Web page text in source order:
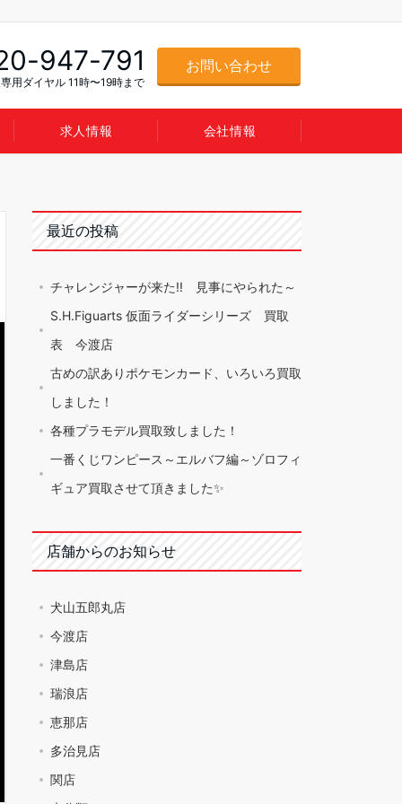
947-791
用ダイヤル 11時〜19時まで
お問い合わせ
求人情報 会社情報
最近の投稿
チャレンジャーが来た!! 見事にやられた～
S.H.Figuarts 仮面ライダーシリーズ 買取
表 今渡店
古めの訳ありポケモンカード、いろいろ買取
しました！
各種プラモデル買取致しました！
一番くじワンピース～エルバフ編～ゾロフィ
ギュア買取させて頂きました✨
店舗からのお知らせ
犬山五郎丸店
今渡店
津島店
瑞浪店
恵那店
多治見店
関店